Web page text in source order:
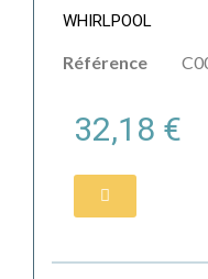
WHIRLPOOL
Référence
32,18 €